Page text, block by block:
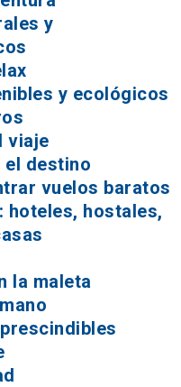
y
y ecológicos
viaje
el destino
vuelos baratos
hoteles, hostales,
la maleta